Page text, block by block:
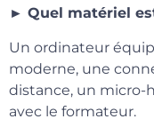
► Quel matériel
Un ordinateur
moderne, une
distance, un micro-
avec le formateur.